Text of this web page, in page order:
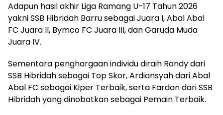
Adapun hasil akhir Liga Ramang U-17 Tahun 2026
yakni SSB Hibridah Barru sebagai Juara I, Abal Abal
FC Juara II, Bymco FC Juara III, dan Garuda Muda
Juara IV.
Sementara penghargaan individu diraih Randy dari
SSB Hibridah sebagai Top Skor, Ardiansyah dari Abal
Abal FC sebagai Kiper Terbaik, serta Fardan dari SSB
Hibridah yang dinobatkan sebagai Pemain Terbaik.